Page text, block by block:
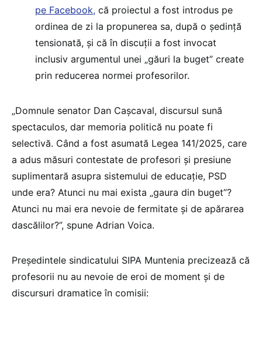
pe Facebook, că proiectul a fost introdus pe
ordinea de zi la propunerea sa, după o ședință
tensionată, și că în discuții a fost invocat
inclusiv argumentul unei „găuri la buget” create
prin reducerea normei profesorilor.
„Domnule senator Dan Cașcaval, discursul sună
spectaculos, dar memoria politică nu poate fi
selectivă. Când a fost asumată Legea 141/2025, care
a adus măsuri contestate de profesori și presiune
suplimentară asupra sistemului de educație, PSD
unde era? Atunci nu mai exista „gaura din buget”?
Atunci nu mai era nevoie de fermitate și de apărarea
dascălilor?”, spune Adrian Voica.
Președintele sindicatului SIPA Muntenia precizează că
profesorii nu au nevoie de eroi de moment și de
discursuri dramatice în comisii: